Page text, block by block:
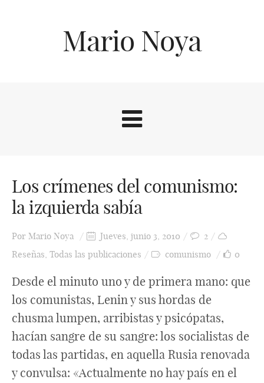
Mario Noya
Los crímenes del comunismo:
la izquierda sabía
Por Mario Noya Jueves, junio 3, 2010
2
Reseñas, Todas las publicaciones comunismo 0
Desde el minuto uno y de primera mano: que
los comunistas, Lenin y sus hordas de
chusma lumpen, arribistas y psicópatas,
hacían sangre de su sangre: los socialistas de
todas las partidas, en aquella Rusia renovada
y convulsa: «Actualmente no hay país en el